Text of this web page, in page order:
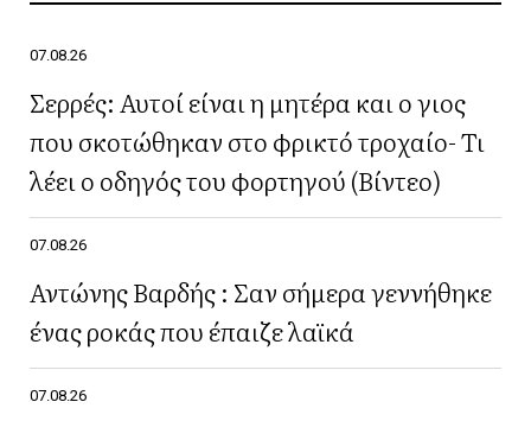
07.08.26
Σερρές: Αυτοί είναι η μητέρα και ο γιος
που σκοτώθηκαν στο φρικτό τροχαίο- Τι
λέει ο οδηγός του φορτηγού (Βίντεο)
07.08.26
Αντώνης Βαρδής : Σαν σήμερα γεννήθηκε
ένας ροκάς που έπαιζε λαϊκά
07.08.26